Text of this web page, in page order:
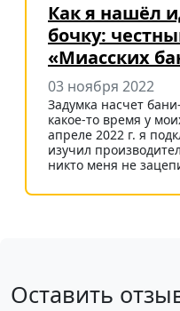
Как я нашёл
бочку:
«Миасских
03 ноября 2022
Задумка насчет
какое-то время у
апреле 2022 г. я
изучил
никто меня не
Оставить